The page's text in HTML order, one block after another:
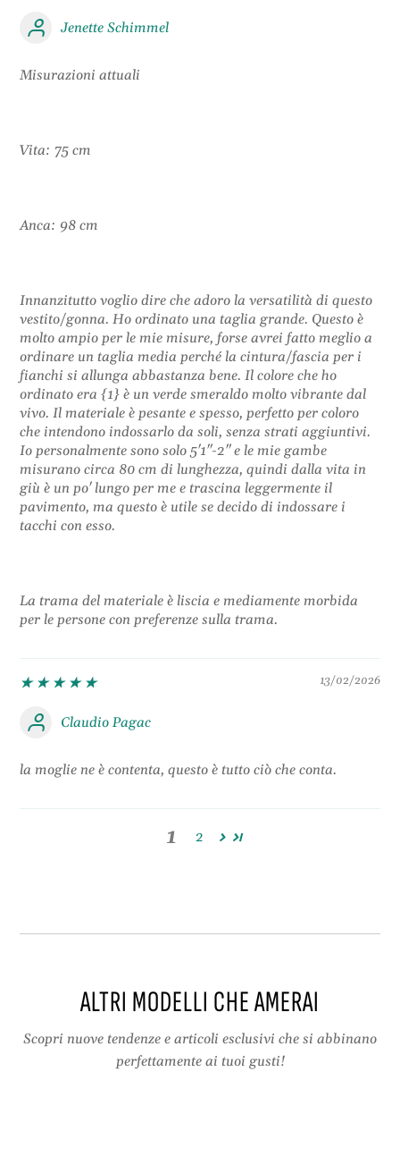
Jenette Schimmel
Misurazioni attuali
Vita: 75 cm
Anca: 98 cm
Innanzitutto voglio dire che adoro la versatilità di questo
vestito/gonna. Ho ordinato una taglia grande. Questo è
molto ampio per le mie misure, forse avrei fatto meglio a
ordinare un taglia media perché la cintura/fascia per i
fianchi si allunga abbastanza bene. Il colore che ho
ordinato era {1} è un verde smeraldo molto vibrante dal
vivo. Il materiale è pesante e spesso, perfetto per coloro
che intendono indossarlo da soli, senza strati aggiuntivi.
Io personalmente sono solo 5'1"-2" e le mie gambe
misurano circa 80 cm di lunghezza, quindi dalla vita in
giù è un po' lungo per me e trascina leggermente il
pavimento, ma questo è utile se decido di indossare i
tacchi con esso.
La trama del materiale è liscia e mediamente morbida
per le persone con preferenze sulla trama.
13/02/2026
Claudio Pagac
la moglie ne è contenta, questo è tutto ciò che conta.
1 2
ALTRI MODELLI CHE AMERAI
Scopri nuove tendenze e articoli esclusivi che si abbinano
perfettamente ai tuoi gusti!